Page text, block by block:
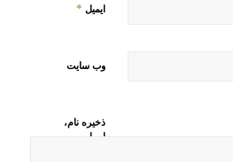
ایمیل *
وب‌ سایت
ذخیره نام،
ایمیل و